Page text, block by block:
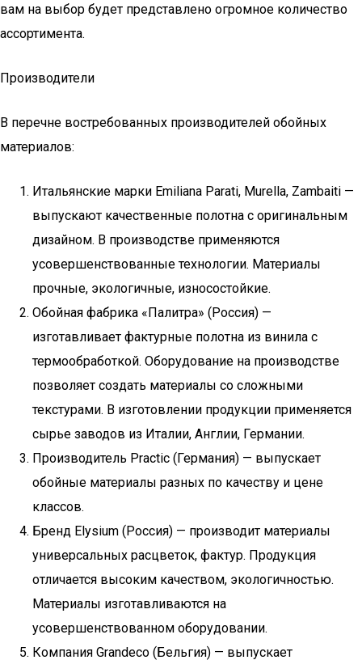
вам на выбор будет представлено огромное количество
ассортимента.
Производители
В перечне востребованных производителей обойных
материалов:
Итальянские марки Emiliana Parati, Murella, Zambaiti —
выпускают качественные полотна с оригинальным
дизайном. В производстве применяются
усовершенствованные технологии. Материалы
прочные, экологичные, износостойкие.
Обойная фабрика «Палитра» (Россия) —
изготавливает фактурные полотна из винила с
термообработкой. Оборудование на производстве
позволяет создать материалы со сложными
текстурами. В изготовлении продукции применяется
сырье заводов из Италии, Англии, Германии.
Производитель Practic (Германия) — выпускает
обойные материалы разных по качеству и цене
классов.
Бренд Elysium (Россия) — производит материалы
универсальных расцветок, фактур. Продукция
отличается высоким качеством, экологичностью.
Материалы изготавливаются на
усовершенствованном оборудовании.
Компания Grandeco (Бельгия) — выпускает